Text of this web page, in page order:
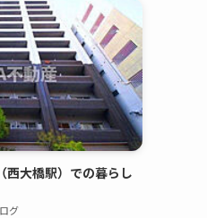
西大橋駅）での暮らし
グ